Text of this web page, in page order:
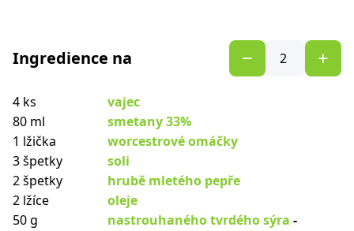
Ingredience na
4 ks
vajec
80 ml
smetany 33%
1 lžička
worcestrové omáčky
3 špetky
soli
2 špetky
hrubě mletého pepře
2 lžíce
oleje
50 g
nastrouhaného tvrdého sýra -